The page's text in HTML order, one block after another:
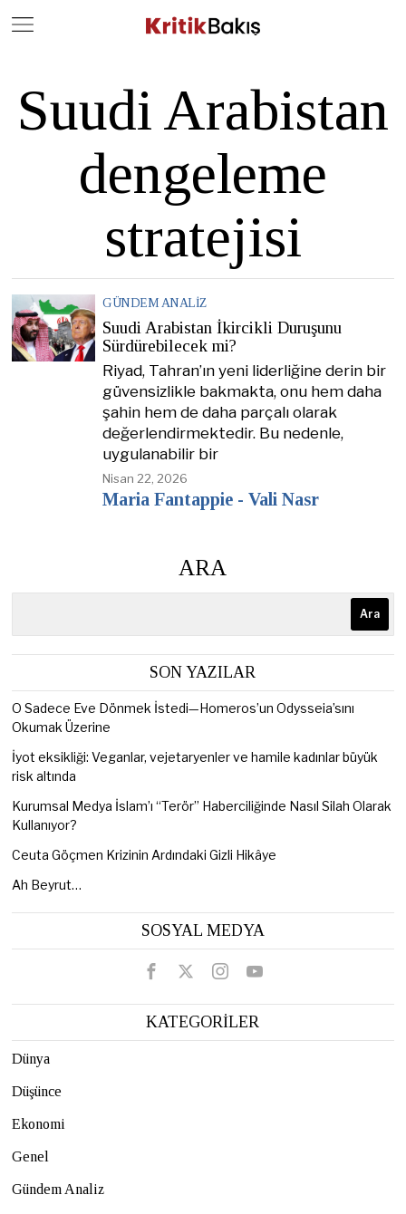
Suudi Arabistan
dengeleme
stratejisi
GÜNDEM ANALIZ
Suudi Arabistan İkircikli Duruşunu
Sürdürebilecek mi?
Riyad, Tahran’ın yeni liderliğine derin bir
güvensizlikle bakmakta, onu hem daha
şahin hem de daha parçalı olarak
değerlendirmektedir. Bu nedenle,
uygulanabilir bir
Nisan 22, 2026
Maria Fantappie - Vali Nasr
ARA
Ara
SON YAZILAR
O Sadece Eve Dönmek İstedi—Homeros’un Odysseia’sını
Okumak Üzerine
İyot eksikliği: Veganlar, vejetaryenler ve hamile kadınlar büyük
risk altında
Kurumsal Medya İslam’ı “Terör” Haberciliğinde Nasıl Silah Olarak
Kullanıyor?
Ceuta Göçmen Krizinin Ardındaki Gizli Hikâye
Ah Beyrut…
SOSYAL MEDYA
KATEGORİLER
Dünya
Düşünce
Ekonomi
Genel
Gündem Analiz